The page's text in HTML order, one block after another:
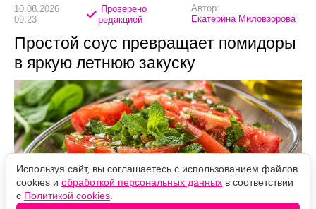
10.08.2026
09:23
Проверено
редакцией
Автор:
Екатерина Миловзорова
Простой соус превращает помидоры
в яркую летнюю закуску
Используя сайт, вы соглашаетесь с использованием файлов
cookies и обработкой персональных данных в соответствии
с Политикой cookies